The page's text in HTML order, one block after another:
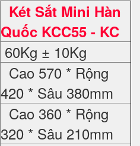
Két Sắt Mini Hàn
Quốc KCC55 - KC
60Kg ± 10Kg
Cao 570 * Rộng
420 * Sâu 380mm
Cao 360 * Rộng
320 * Sâu 210mm